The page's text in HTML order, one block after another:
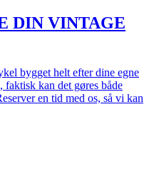
DIN VINTAGE
bygget helt efter dine egne
kan det gøres både
en tid med os, så vi kan